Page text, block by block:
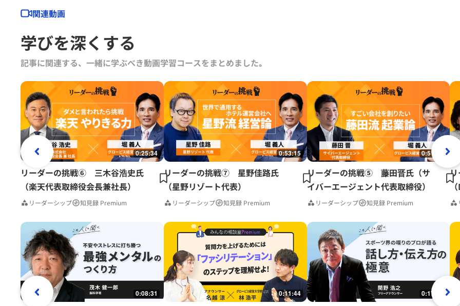
関連動画
学びを深くする
記事に関連する、一緒に学ぶべき動画学習コースをまとめました｡
0:25:34
リーダーの挑戦⑥ 三木谷浩史氏
（楽天代表取締役会長兼社長）
リーダーシップ 知見録 Premium
0:53:15
リーダーの挑戦⑦ 星野佳路氏
（星野リゾート代表）
リーダーシップ 知見録 Premium
0:51:41
リーダーの挑戦⑤ 藤田晋氏（サ
イバーエージェント代表取締役）
リーダーシップ 知見録 Premium
0:08:31 0:11:44 0:17:37